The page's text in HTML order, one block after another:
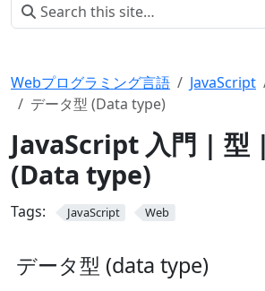
Webプログラミング言語 JavaScript
データ型 (Data type)
JavaScript 入門 | 型
(Data type)
Tags: JavaScript Web
データ型 (data type)